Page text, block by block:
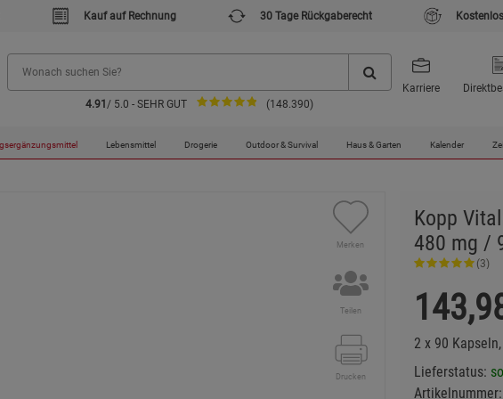
Kauf auf Rechnung 30 Tage Rückgaberecht
4.91 / 5.0 - SEHR GUT (148.390)
Karriere
Lebensmittel Drogerie Outdoor & Survival Haus & Garten Kalender
Heidelbeere / 480 mg / 90 Kapseln
Merken
Teilen
Drucken
Kopp
480 mg /
(3)
2 x 90
Lieferstatus:
Artikelnummer: